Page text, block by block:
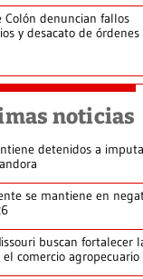
Colón denuncian fallos
y desacato de órdenes
noticias
detenidos a
se mantiene en
buscan fortalecer
comercio agropecuario